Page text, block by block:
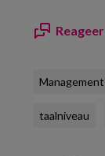
Management
taalniveau